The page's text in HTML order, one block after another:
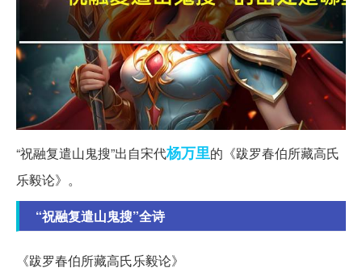
“祝融复遣山鬼搜”出自宋代杨万里的《跋罗春伯所藏高氏
乐毅论》。
“祝融复遣山鬼搜”全诗
《跋罗春伯所藏高氏乐毅论》